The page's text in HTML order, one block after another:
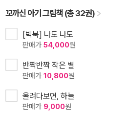
꼬까신 아기 그림책 (총 32권)
[빅북] 나도 나도
판매가 54,000원
반짝반짝 작은 별
판매가 10,800원
올려다보면, 하늘
판매가 9,000원